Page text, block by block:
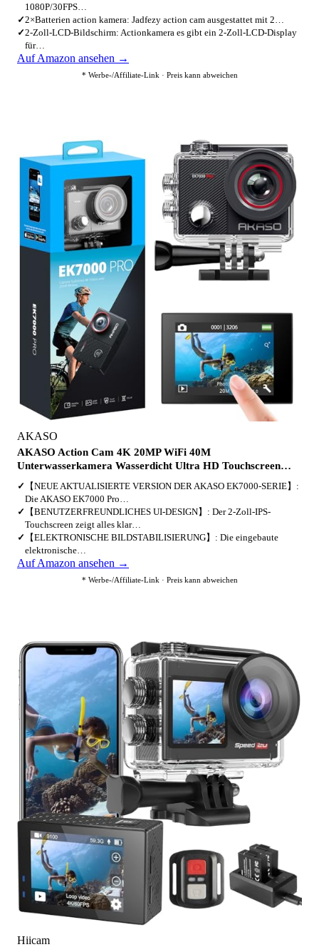
1080P/30FPS…
✓2×Batterien action kamera: Jadfezy action cam ausgestattet mit 2…
✓2-Zoll-LCD-Bildschirm: Actionkamera es gibt ein 2-Zoll-LCD-Display
für…
Auf Amazon ansehen →
* Werbe-/Affiliate-Link · Preis kann abweichen
AKASO
AKASO Action Cam 4K 20MP WiFi 40M
Unterwasserkamera Wasserdicht Ultra HD Touchscreen…
✓
【NEUE AKTUALISIERTE VERSION DER AKASO EK7000-SERIE】:
Die AKASO EK7000 Pro…
✓
【BENUTZERFREUNDLICHES UI-DESIGN】: Der 2-Zoll-IPS-
Touchscreen zeigt alles klar…
✓
【ELEKTRONISCHE BILDSTABILISIERUNG】: Die eingebaute
elektronische…
Auf Amazon ansehen →
* Werbe-/Affiliate-Link · Preis kann abweichen
Hiicam